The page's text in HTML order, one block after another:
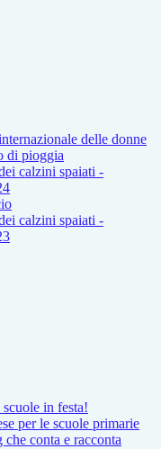
delle donne
di pioggia
calzini spaiati -
calzini spaiati -
in festa!
per le scuole primarie
conta e racconta